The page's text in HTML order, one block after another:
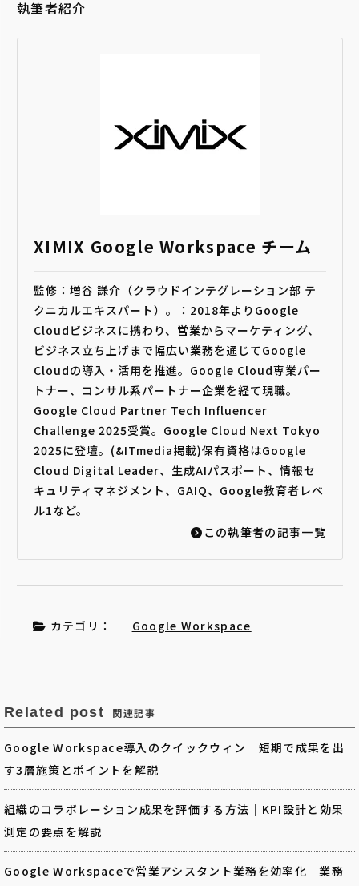
執筆者紹介
XIMIX Google Workspace チーム
監修：増谷 謙介（クラウドインテグレーション部 テ
クニカルエキスパート）。：2018年よりGoogle
Cloudビジネスに携わり、営業からマーケティング、
ビジネス立ち上げまで幅広い業務を通じてGoogle
Cloudの導入・活用を推進。Google Cloud専業パー
トナー、コンサル系パートナー企業を経て現職。
Google Cloud Partner Tech Influencer
Challenge 2025受賞。Google Cloud Next Tokyo
2025に登壇。(&ITmedia掲載)保有資格はGoogle
Cloud Digital Leader、生成AIパスポート、情報セ
キュリティマネジメント、GAIQ、Google教育者レベ
ル1など。
この執筆者の記事一覧
カテゴリ： Google Workspace
Related post 関連記事
Google Workspace導入のクイックウィン｜短期で成果を出
す3層施策とポイントを解説
組織のコラボレーション成果を評価する方法｜KPI設計と効果
測定の要点を解説
Google Workspaceで営業アシスタント業務を効率化｜業務